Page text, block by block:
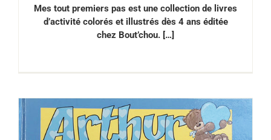
Mes tout premiers pas est une collection de livres
d’activité colorés et illustrés dès 4 ans éditée
chez Bout’chou. […]